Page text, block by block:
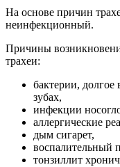
На основе причин
неинфекционный.
Причины
трахеи:
бактерии,
зубах,
инфекции
аллергические
дым сигарет,
воспалительный
тонзиллит